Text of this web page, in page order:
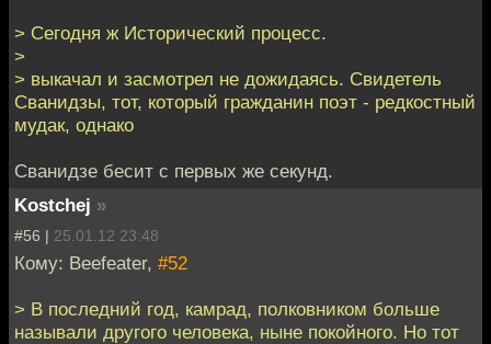
> Сегодня ж Исторический процесс.
>
> выкачал и засмотрел не дожидаясь. Свидетель
Сванидзы, тот, который гражданин поэт - редкостный
мудак, однако
Сванидзе бесит с первых же секунд.
Kostchej »
#56 | 25.01.12 23:48
Кому: Beefeater, #52
> В последний год, камрад, полковником больше
называли другого человека, ныне покойного. Но тот